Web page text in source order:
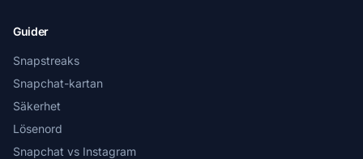
Guider
Snapstreaks
Snapchat-kartan
Säkerhet
Lösenord
Snapchat vs Instagram